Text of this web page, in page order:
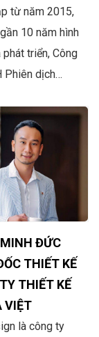
từ năm 2015,
10 năm hình
phát triển, Công
Phiên dịch…
ĐỨC
THIẾT KẾ
THIẾT KẾ
VIỆT
là công ty